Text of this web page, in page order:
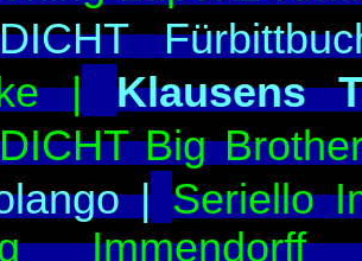
|
Klausens
Big
| Seriello
Immendorff